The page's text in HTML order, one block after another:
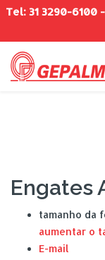
Tel: 31 3290-6100 -
Engates
tamanho da
aumentar o
E-mail